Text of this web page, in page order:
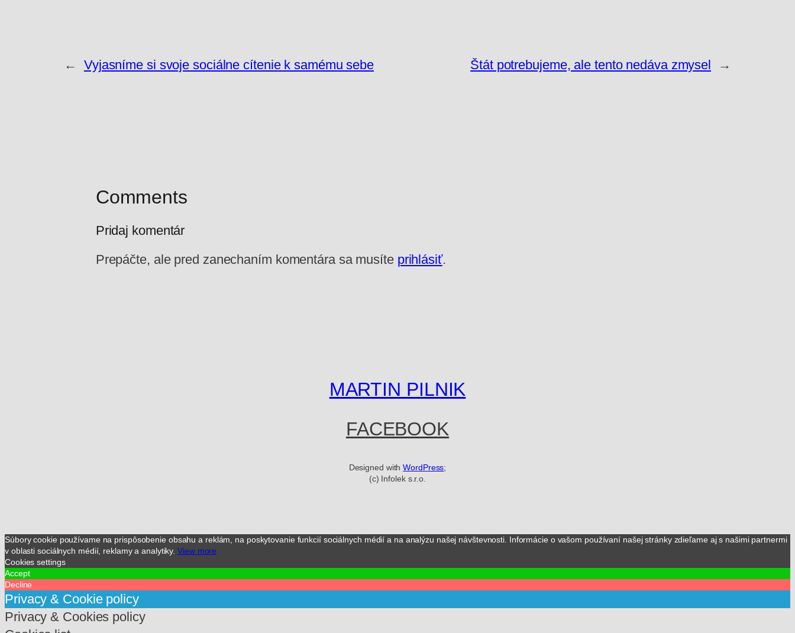
← Vyjasníme si svoje sociálne cítenie k samému sebe Štát potrebujeme, ale tento nedáva zmysel →
Comments
Pridaj komentár
Prepáčte, ale pred zanechaním komentára sa musíte prihlásiť.
MARTIN PILNIK
FACEBOOK
Designed withWordPress;
(c) Infolek s.r.o.
Súbory cookie používame na prispôsobenie obsahu a reklám, na poskytovanie funkcií sociálnych médií a na analýzu našej návštevnosti. Informácie o vašom používaní našej stránky zdieľame aj s našimi partnermi
v oblasti sociálnych médií, reklamy a analytiky.View more
Cookies settings
Accept
Decline
Privacy & Cookie policy
Privacy & Cookies policy